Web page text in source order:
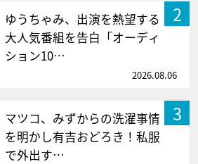
2
ゆうちゃみ、出演を熱望する
大人気番組を告白「オーディ
ション10…
2026.08.06
3
マツコ、みずからの洗濯事情
を明かし有吉おどろき！私服
で外出す…